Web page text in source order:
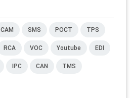
CAM SMS POCT TPS
RCA VOC Youtube EDI
IPC CAN TMS